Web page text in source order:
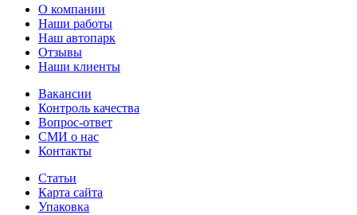
О компании
Наши работы
Наш автопарк
Отзывы
Наши клиенты
Вакансии
Контроль качества
Вопрос-ответ
СМИ о нас
Контакты
Статьи
Карта сайта
Упаковка